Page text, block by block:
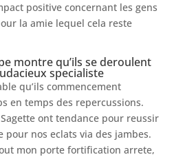
positive concernant les gens
la amie lequel cela reste
montre qu’ils se deroulent
specialiste
qu’ils commencement
en temps des repercussions.
ont tendance pour reussir
pour nos eclats via des jambes.
mon porte fortification arrete,